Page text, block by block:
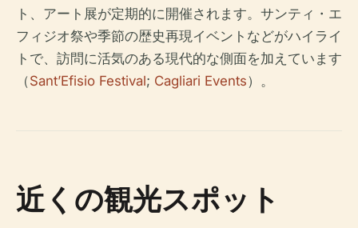
ト、アート展が定期的に開催されます。サンティ・エ
フィジオ祭や季節の歴史再現イベントなどがハイライ
トで、訪問に活気のある現代的な側面を加えています
（Sant’Efisio Festival; Cagliari Events）。
近くの観光スポット